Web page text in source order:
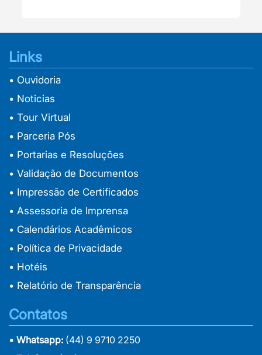
Links
• Ouvidoria
• Noticias
• Tour Virtual
• Parceria Pós
• Portarias e Resoluções
• Validação de Documentos
• Impressão de Certificados
• Assessoria de Imprensa
• Calendários Acadêmicos
• Política de Privacidade
• Hotéis
• Relatório de Transparência
Contatos
• Whatsapp: (44) 9 9710 2250